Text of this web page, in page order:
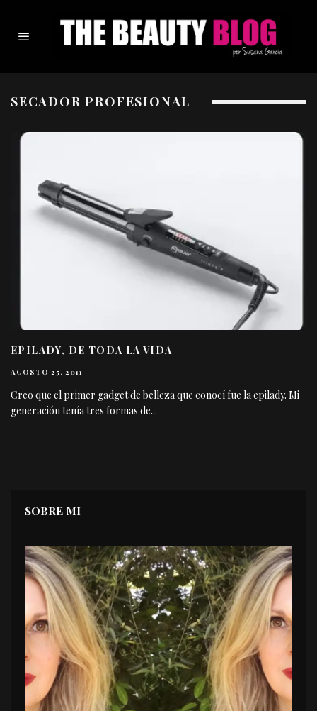
SECADOR PROFESIONAL
EPILADY, DE TODA LA VIDA
AGOSTO 25, 2011
Creo que el primer gadget de belleza que conocí fue la epilady. Mi
generación tenía tres formas de...
SOBRE MI